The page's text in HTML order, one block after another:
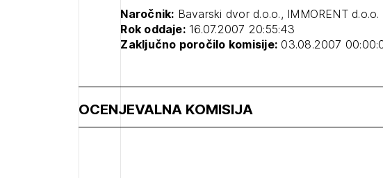
Za
Naročnik: Bavarski dvor d.o.o., IMMORENT
Rok oddaje:16.07.2007 20:55:43
Zaključno poročilo komisije: 03.08.2007
OCENJEVALNA KOMISIJA